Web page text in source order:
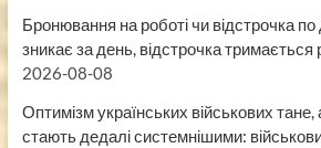
Бронювання на роботі чи відстрочка
зникає за день, відстрочка тримається
2026-08-08
Оптимізм українських військових тане,
стають дедалі системнішими: